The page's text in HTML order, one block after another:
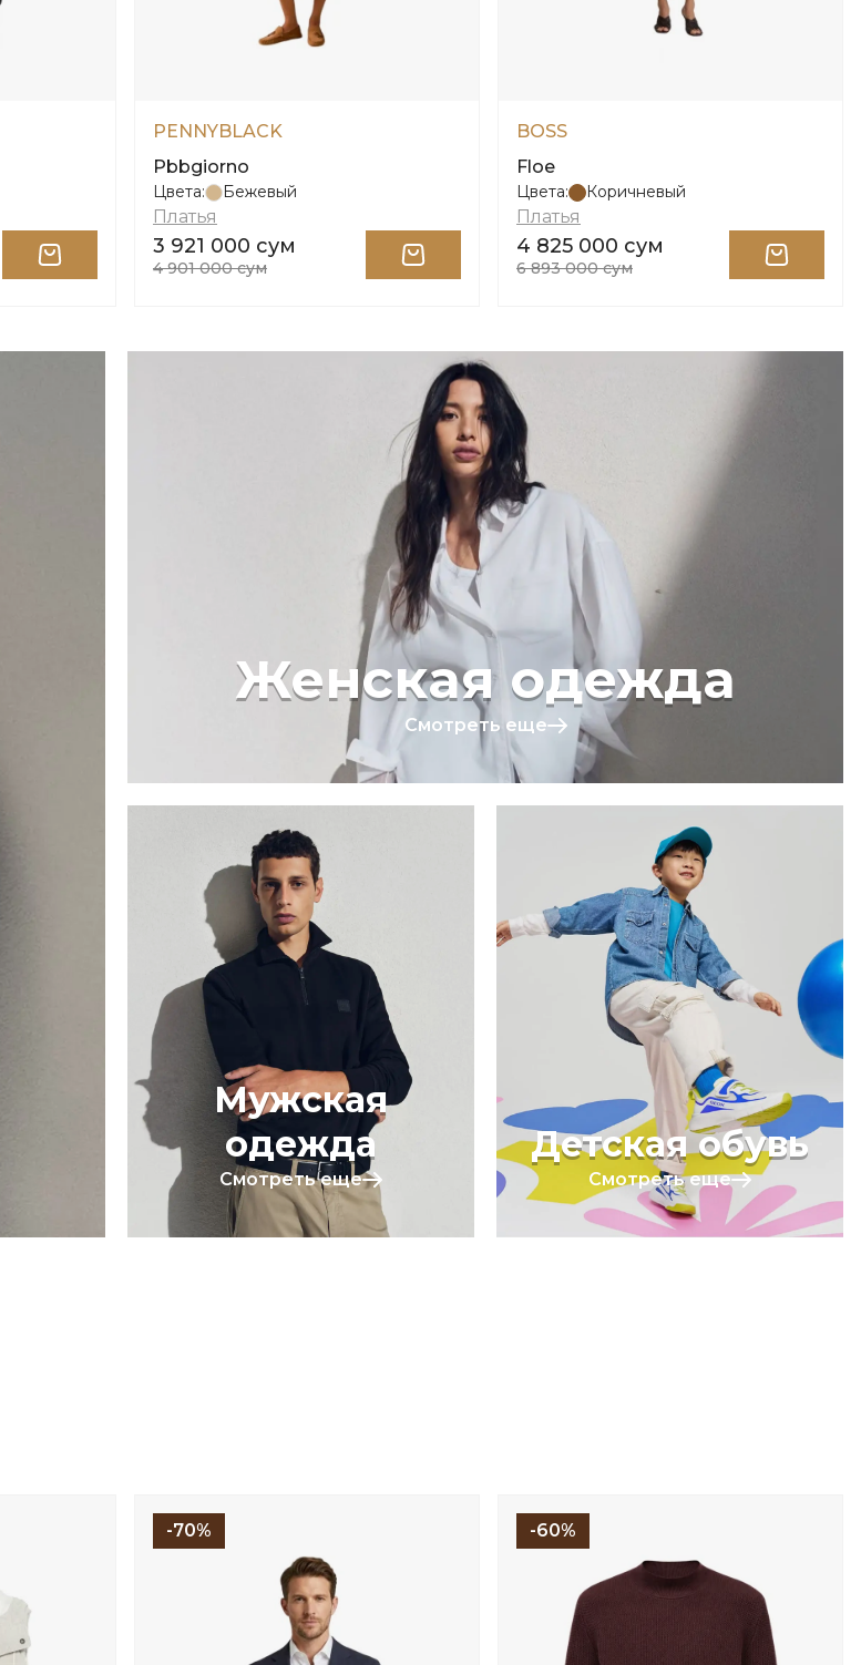
PENNYBLACK
Pbbgiorno
Цвета: Бежевый
Платья
3 921 000 сум
4 901 000 сум
BOSS
Floe
Цвета: Коричневый
Платья
4 825 000 сум
6 893 000 сум
Женская одежда
Смотреть еще
Мужская
одежда
Смотреть еще
Детская обувь
Смотреть еще
-70% -60%